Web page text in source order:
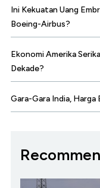
Ini Kekuatan Uang
Boeing-Airbus?
Ekonomi Amerika
Dekade?
Gara-Gara India, Harga